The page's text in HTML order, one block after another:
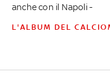
anche con il Napoli -
L'ALBUM DEL